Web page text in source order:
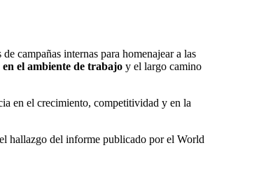
campañas internas para homenajear a las
el ambiente de trabajo y el largo camino
en el crecimiento, competitividad y en la
hallazgo del informe publicado por el World